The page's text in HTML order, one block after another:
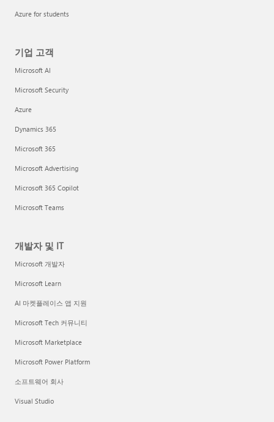
Azure for students
기업 고객
Microsoft AI
Microsoft Security
Azure
Dynamics 365
Microsoft 365
Microsoft Advertising
Microsoft 365 Copilot
Microsoft Teams
개발자 및 IT
Microsoft 개발자
Microsoft Learn
AI 마켓플레이스 앱 지원
Microsoft Tech 커뮤니티
Microsoft Marketplace
Microsoft Power Platform
소프트웨어 회사
Visual Studio